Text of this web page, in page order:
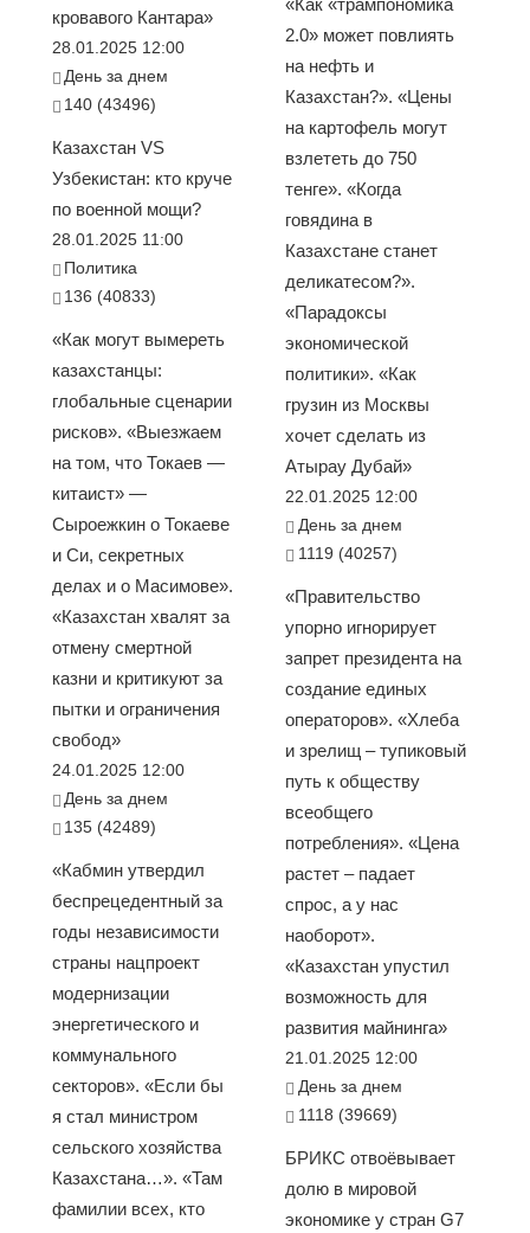
кровавого Кантара»
28.01.2025 12:00
День за днем
140 (43496)
Казахстан VS
Узбекистан: кто круче
по военной мощи?
28.01.2025 11:00
Политика
136 (40833)
«Как могут вымереть
казахстанцы:
глобальные сценарии
рисков». «Выезжаем
на том, что Токаев —
китаист» —
Сыроежкин о Токаеве
и Си, секретных
делах и о Масимове».
«Казахстан хвалят за
отмену смертной
казни и критикуют за
пытки и ограничения
свобод»
24.01.2025 12:00
День за днем
135 (42489)
«Кабмин утвердил
беспрецедентный за
годы независимости
страны нацпроект
модернизации
энергетического и
коммунального
секторов». «Если бы
я стал министром
сельского хозяйства
Казахстана…». «Там
фамилии всех, кто
«Как «трампономика
2.0» может повлиять
на нефть и
Казахстан?». «Цены
на картофель могут
взлететь до 750
тенге». «Когда
говядина в
Казахстане станет
деликатесом?».
«Парадоксы
экономической
политики». «Как
грузин из Москвы
хочет сделать из
Атырау Дубай»
22.01.2025 12:00
День за днем
1119 (40257)
«Правительство
упорно игнорирует
запрет президента на
создание единых
операторов». «Хлеба
и зрелищ – тупиковый
путь к обществу
всеобщего
потребления». «Цена
растет – падает
спрос, а у нас
наоборот».
«Казахстан упустил
возможность для
развития майнинга»
21.01.2025 12:00
День за днем
1118 (39669)
БРИКС отвоёвывает
долю в мировой
экономике у стран G7